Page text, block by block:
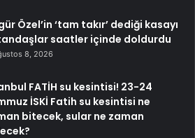
Özel’in ‘tam takır’ dediği kasayı
saatler içinde doldurdu
8, 2026
FATİH su kesintisi! 23-24
İSKİ Fatih su kesintisi ne
bitecek, sular ne zaman